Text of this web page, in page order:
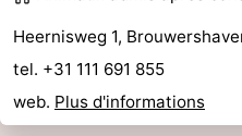
Heernisweg 1,
tel. +31 111 691 855
web. Plus d'informations